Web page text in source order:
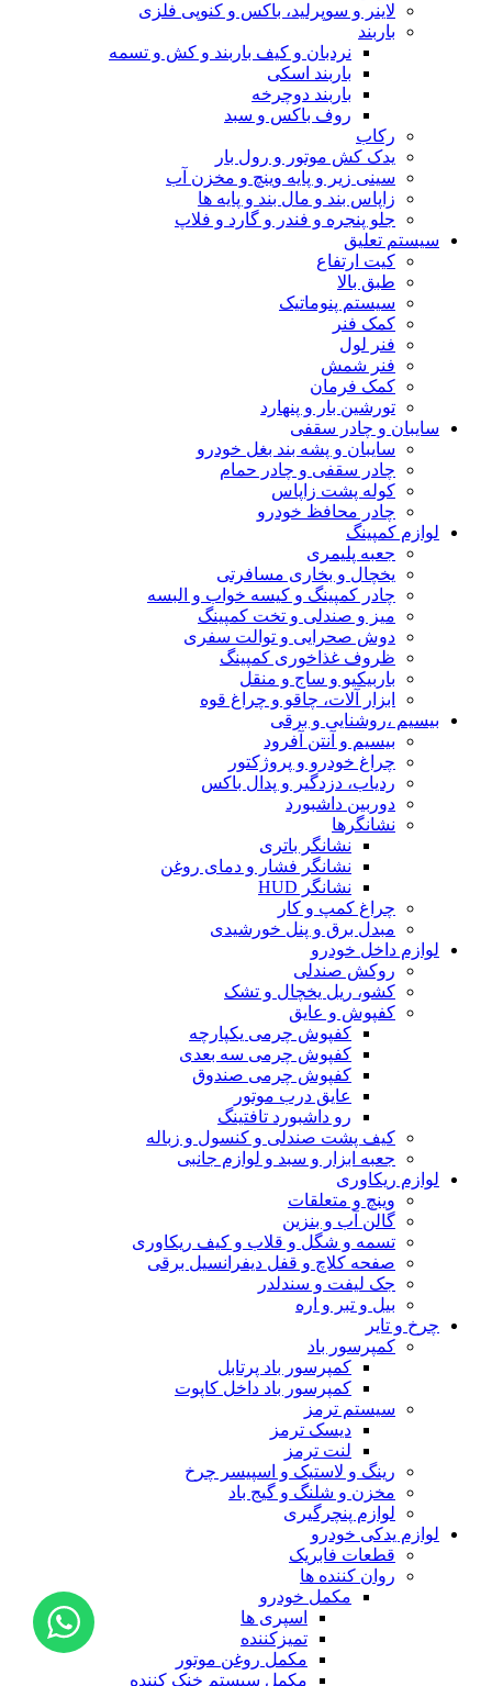
لاینر و سوپرلید، باکس و کنوپی فلزی
باربند
نردبان و کیف باربند و کش و تسمه
باربند اسکی
باربند دوچرخه
روف باکس و سبد
رکاب
یدک کش موتور و رول بار
سینی زیر و پایه وینچ و مخزن آب
زاپاس بند و مال بند و پایه ها
جلو پنجره و فندر و گارد و فلاپ
سیستم تعلیق
کیت ارتفاع
طبق بالا
سیستم پنوماتیک
کمک فنر
فنر لول
فنر شمش
کمک فرمان
تورشین بار و پنهارد
سایبان و چادر سقفی
سایبان و پشه بند بغل خودرو
چادر سقفی و چادر حمام
کوله پشت زاپاس
چادر محافظ خودرو
لوازم کمپینگ
جعبه پلیمری
یخچال و بخاری مسافرتی
چادر کمپینگ و کیسه خواب و البسه
میز و صندلی و تخت کمپینگ
دوش صحرایی و توالت سفری
ظروف غذاخوری کمپینگ
باربیکیو و ساج و منقل
ابزار آلات، چاقو و چراغ قوه
بیسیم ،روشنایی و برقی
بیسیم و آنتن آفرود
چراغ خودرو و پروژکتور
ردیاب، دزدگیر و پدال باکس
دوربین داشبورد
نشانگرها
نشانگر باتری
نشانگر فشار و دمای روغن
نشانگر HUD
چراغ کمپ و کار
مبدل برق و پنل خورشیدی
لوازم داخل خودرو
روکش صندلی
کشو، ریل یخچال و تشک
کفپوش و عایق
کفپوش چرمی یکپارچه
کفپوش چرمی سه بعدی
کفپوش چرمی صندوق
عایق درب موتور
رو داشبورد تافتینگ
کیف پشت صندلی و کنسول و زباله
جعبه ابزار و سبد و لوازم جانبی
لوازم ریکاوری
وینچ و متعلقات
گالن آب و بنزین
تسمه و شگل و قلاب و کیف ریکاوری
صفحه کلاچ و قفل دیفرانسیل برقی
جک لیفت و سندلدر
بیل و تبر و اره
چرخ و تایر
کمپرسور باد
کمپرسور باد پرتابل
کمپرسور باد داخل کاپوت
سیستم ترمز
دیسک ترمز
لنت ترمز
رینگ و لاستیک و اسپیسر چرخ
مخزن و شلنگ و گیج باد
لوازم پنچرگیری
لوازم یدکی خودرو
قطعات فابریک
روان کننده ها
مکمل خودرو
اسپری ها
تمیزکننده
مکمل روغن موتور
مکمل سیستم خنک کننده